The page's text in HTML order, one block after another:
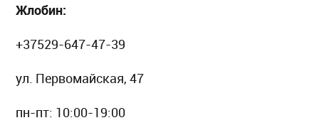
Жлобин:
+37529-647-47-39
ул. Первомайская, 47
пн-пт: 10:00-19:00